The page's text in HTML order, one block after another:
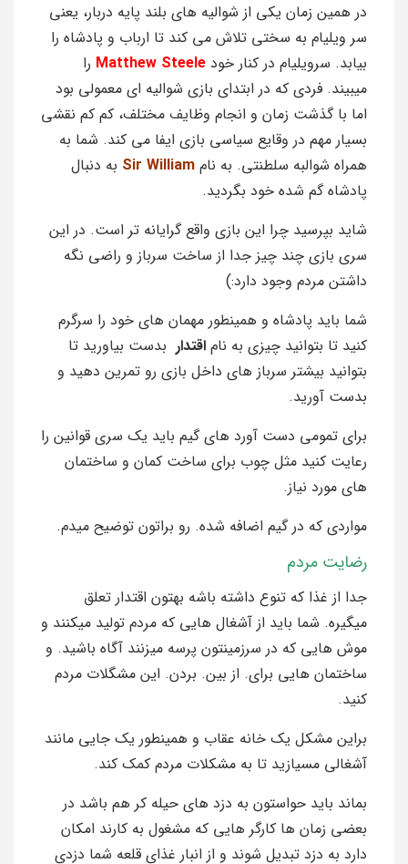
در همین زمان یکی از شوالیه های بلند پایه دربار، یعنی
سر ویلیام به سختی تلاش می کند تا ارباب و پادشاه را
بیابد. سرویلیام در کنار خود Matthew Steele را
میبیند. فردی که در ابتدای بازی شوالیه ای معمولی بود
اما با گذشت زمان و انجام وظایف مختلف، کم کم نقشی
بسیار مهم در وقایع سیاسی بازی ایفا می کند‌. شما به
همراه شوالبه سلطنتی. به نام Sir William به دنبال
پادشاه گم شده خود بگردید.
شاید بپرسید چرا این بازی واقع گرایانه تر است. در این
سری بازی چند چیز جدا از ساخت سرباز و راضی نگه
داشتن مردم وجود دارد:)
شما باید پادشاه و همینطور مهمان های خود را سرگرم
کنید تا بتوانید چیزی به نام اقتدار بدست بیاورید تا
بتوانید بیشتر سرباز های داخل بازی رو تمرین دهید و
بدست آورید.
برای تمومی دست آورد های گیم باید یک سری قوانین را
رعایت کنید مثل چوب برای ساخت کمان و ساختمان
های مورد نیاز.
مواردی که در گیم اضافه شده. رو براتون توضیح میدم.
رضایت مردم
جدا از غذا که تنوع داشته باشه بهتون اقتدار تعلق
میگیره. شما باید از آشغال هایی که مردم تولید میکنند و
موش هایی که در سرزمینتون پرسه میزنند آگاه باشید. و
ساختمان هایی برای. از بین. بردن. این مشگلات مردم
کنید.
براین مشکل یک خانه عقاب و همینطور یک جایی مانند
آشغالی مسیازید تا به مشکلات مردم کمک کند.
بماند باید حواستون به دزد های حیله کر هم باشد در
بعضی زمان ها کارگر هایی که مشغول به کارند امکان
دارد به دزد تبدیل شوند و از انبار غذای قلعه شما دزدی